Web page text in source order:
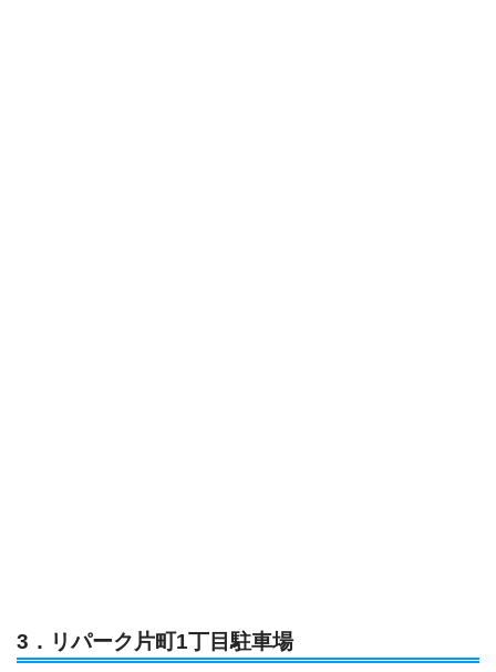
3．リパーク片町1丁目駐車場